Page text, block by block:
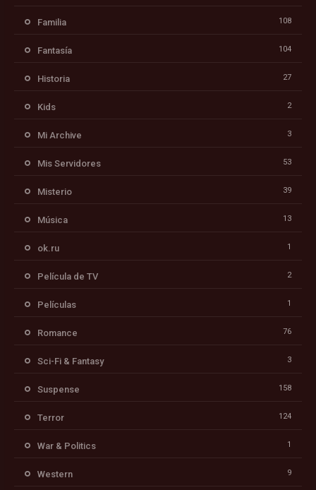
Familia 108
Fantasía 104
Historia 27
Kids 2
Mi Archive 3
Mis Servidores 53
Misterio 39
Música 13
ok.ru 1
Película de TV 2
Películas 1
Romance 76
Sci-Fi & Fantasy 3
Suspense 158
Terror 124
War & Politics 1
Western 9